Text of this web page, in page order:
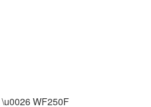
WF250F